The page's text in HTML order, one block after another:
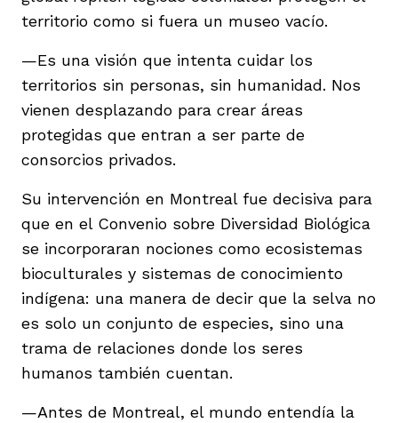
territorio como si fuera un museo vacío.
—Es una visión que intenta cuidar los
territorios sin personas, sin humanidad. Nos
vienen desplazando para crear áreas
protegidas que entran a ser parte de
consorcios privados.
Su intervención en Montreal fue decisiva para
que en el Convenio sobre Diversidad Biológica
se incorporaran nociones como ecosistemas
bioculturales y sistemas de conocimiento
indígena: una manera de decir que la selva no
es solo un conjunto de especies, sino una
trama de relaciones donde los seres
humanos también cuentan.
—Antes de Montreal, el mundo entendía la